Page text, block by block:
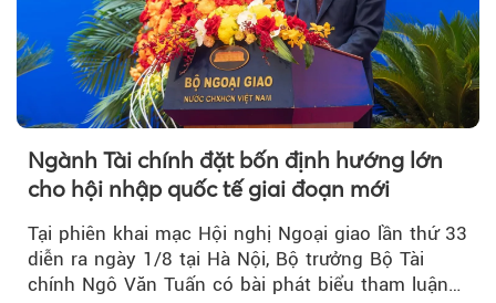
Ngành Tài chính đặt bốn định hướng lớn
cho hội nhập quốc tế giai đoạn mới
Tại phiên khai mạc Hội nghị Ngoại giao lần thứ 33
diễn ra ngày 1/8 tại Hà Nội, Bộ trưởng Bộ Tài
chính Ngô Văn Tuấn có bài phát biểu tham luận